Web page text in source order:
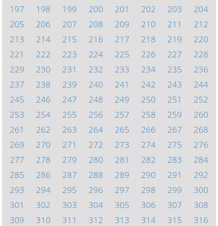
197
198 199 200 201 202 203
204
205
206 207 208 209 210 211
212
213
214 215 216 217 218 219
220
221
222 223 224 225 226 227
228
229
230 231 232 233 234 235
236
237
238 239 240 241 242 243
244
245
246 247 248 249 250 251
252
253
254 255 256 257 258 259
260
261
262 263 264 265 266 267
268
269
270 271 272 273 274 275
276
277
278 279 280 281 282 283
284
285
286 287 288 289 290 291
292
293
294 295 296 297 298 299
300
301
302 303 304 305 306 307
308
309
310 311 312 313 314 315
316